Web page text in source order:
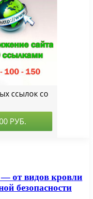
от видов кровли
безопасности